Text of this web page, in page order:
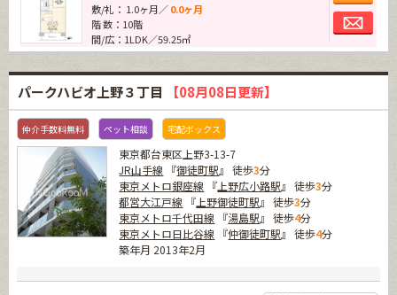
敷/礼： 1.0ヶ月／0.0ヶ月
階 数：10階
間/広：1LDK／59.25㎡
パークハビオ上野３丁目 【08月08日更新】
仲介手数料無料 ペット相談 宅配ボックス
東京都台東区上野3-13-7
JR山手線 『御徒町駅』 徒歩3分
東京メトロ銀座線 『 上野広小路駅』 徒歩3分
都営大江戸線 『 上野御徒町駅』 徒歩3分
東京メトロ千代田線 『湯島駅』 徒歩4分
東京メトロ日比谷線 『仲御徒町駅』 徒歩4分
築年月 2013年2月